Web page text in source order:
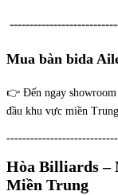
Mua bàn bida
👉 Đến ngay showroom
đầu khu vực miền
Hòa Billiards –
Miền Trung